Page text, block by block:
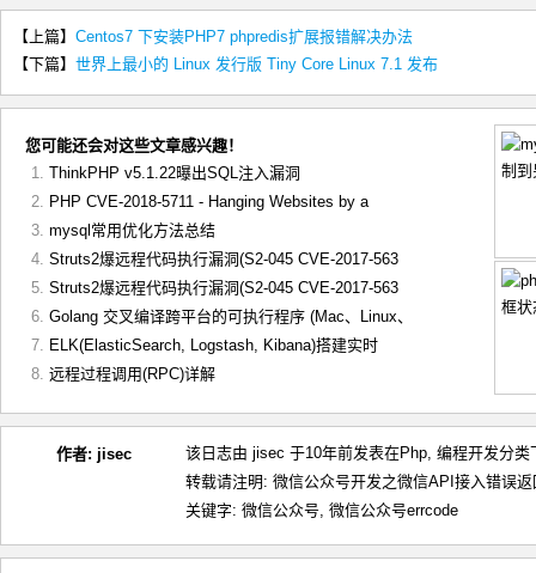
【上篇】 Centos7 下安装PHP7 phpredis扩展报错解决办法
【下篇】 世界上最小的 Linux 发行版 Tiny Core Linux 7.1 发布
您可能还会对这些文章感兴趣！
ThinkPHP v5.1.22曝出SQL注入漏洞
PHP CVE-2018-5711 - Hanging Websites by a
mysql常用优化方法总结
Struts2爆远程代码执行漏洞(S2-045 CVE-2017-563
Struts2爆远程代码执行漏洞(S2-045 CVE-2017-563
Golang 交叉编译跨平台的可执行程序 (Mac、Linux、
ELK(ElasticSearch, Logstash, Kibana)搭建实时
远程过程调用(RPC)详解
作者: jisec 该日志由 jisec 于10年前发表在Php, 编程开发分类
转载请注明: 微信公众号开发之微信API接入错误
关键字: 微信公众号, 微信公众号errcode